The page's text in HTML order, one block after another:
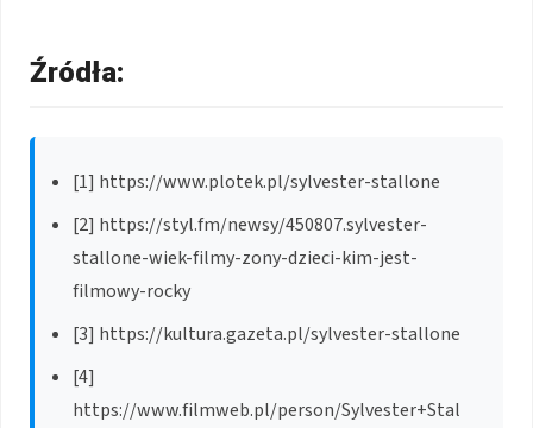
Źródła:
[1] https://www.plotek.pl/sylvester-stallone
[2] https://styl.fm/newsy/450807.sylvester-
stallone-wiek-filmy-zony-dzieci-kim-jest-
filmowy-rocky
[3] https://kultura.gazeta.pl/sylvester-stallone
[4]
https://www.filmweb.pl/person/Sylvester+Stal